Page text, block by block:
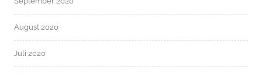
August 2020
Juli 2020